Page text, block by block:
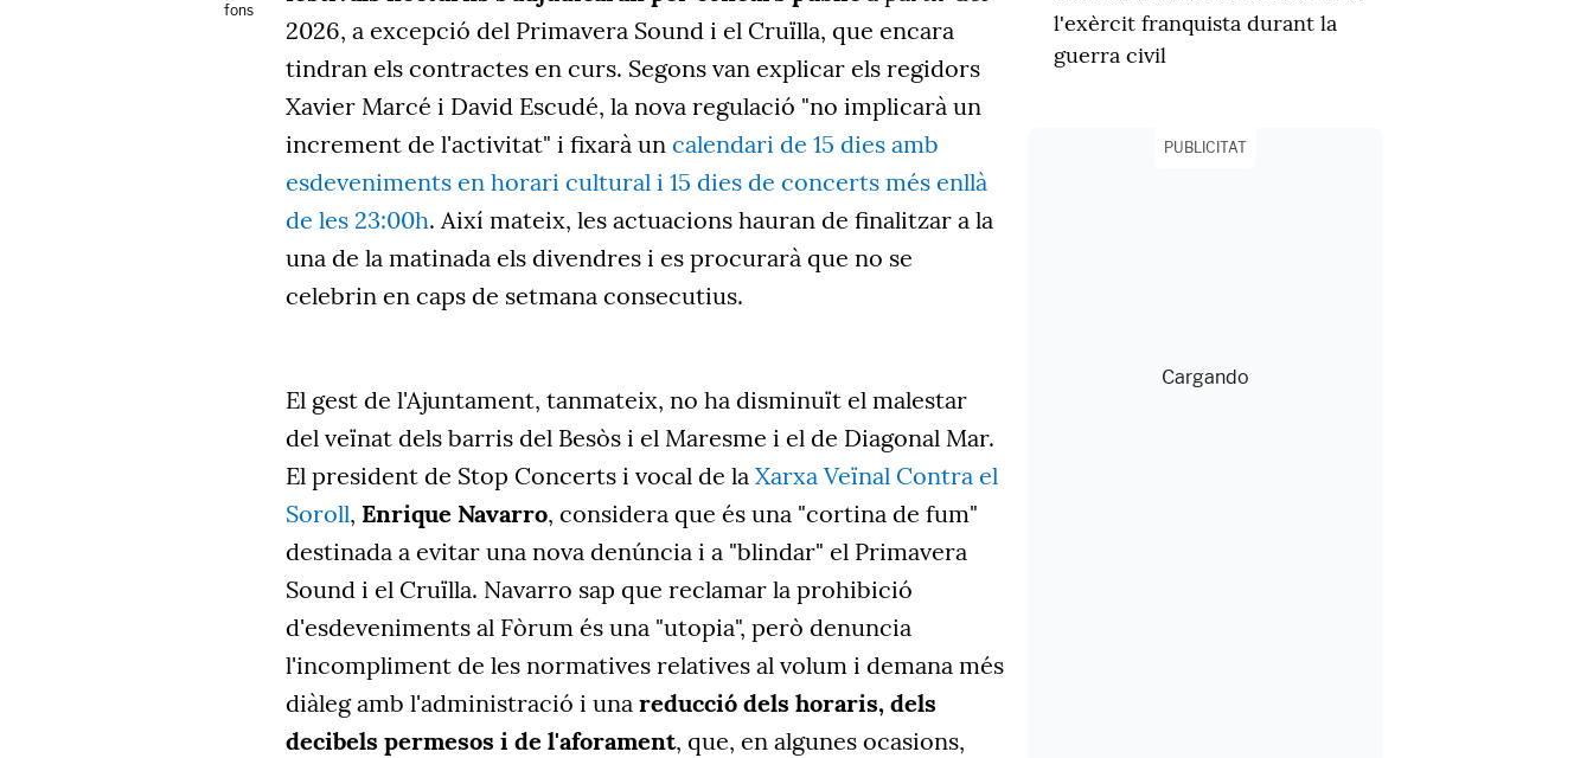
fons
2026, a excepció del Primavera Sound i el Cruïlla, que encara
tindran els contractes en curs. Segons van explicar els regidors
Xavier Marcé i David Escudé, la nova regulació "no implicarà un
increment de l'activitat" i fixarà un calendari de 15 dies amb
esdeveniments en horari cultural i 15 dies de concerts més enllà
de les 23:00h. Així mateix, les actuacions hauran de finalitzar a la
una de la matinada els divendres i es procurarà que no se
celebrin en caps de setmana consecutius.
El gest de l'Ajuntament, tanmateix, no ha disminuït el malestar
del veïnat dels barris del Besòs i el Maresme i el de Diagonal Mar.
El president de Stop Concerts i vocal de la Xarxa Veïnal Contra el
Soroll, Enrique Navarro, considera que és una "cortina de fum"
destinada a evitar una nova denúncia i a "blindar" el Primavera
Sound i el Cruïlla. Navarro sap que reclamar la prohibició
d'esdeveniments al Fòrum és una "utopia", però denuncia
l'incompliment de les normatives relatives al volum i demana més
diàleg amb l'administració i una reducció dels horaris, dels
decibels permesos i de l'aforament, que, en algunes ocasions,
l'exèrcit franquista durant la
guerra civil
PUBLICITAT